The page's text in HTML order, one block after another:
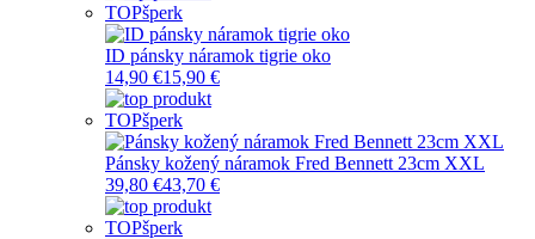
TOPšperk
ID pánsky náramok tigrie oko
14,90 €15,90 €
TOPšperk
Pánsky kožený náramok Fred Bennett 23cm XXL
39,80 €43,70 €
TOPšperk